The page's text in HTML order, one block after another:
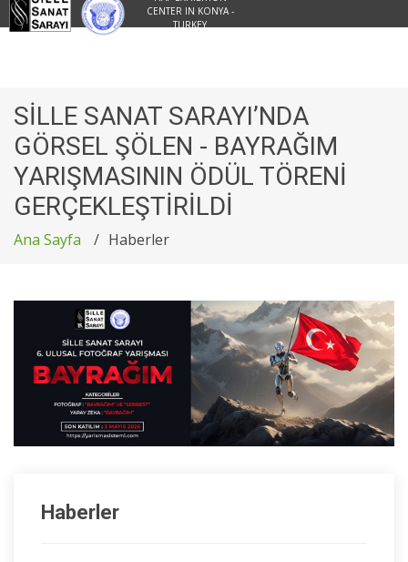
CENTER IN KONYA -
TURKEY
SİLLE SANAT SARAYI’NDA
GÖRSEL ŞÖLEN - BAYRAĞIM
YARIŞMASININ ÖDÜL TÖRENİ
GERÇEKLEŞTİRİLDİ
Ana Sayfa Haberler
Haberler